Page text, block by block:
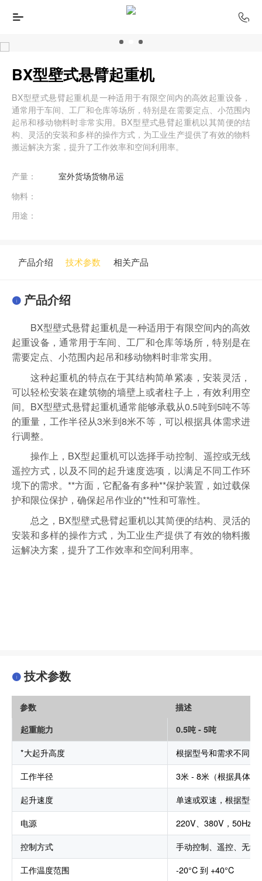
BX型壁式悬臂起重机
BX型壁式悬臂起重机是一种适用于有限空间内的高效起重设备，
通常用于车间、工厂和仓库等场所，特别是在需要定点、小范围内
起吊和移动物料时非常实用。BX型壁式悬臂起重机以其简便的结
构、灵活的安装和多样的操作方式，为工业生产提供了有效的物料
搬运解决方案，提升了工作效率和空间利用率。
产量：
室外货场货物吊运
物料：
用途：
产品介绍 技术参数 相关产品
产品介绍
BX型壁式悬臂起重机是一种适用于有限空间内的高效
起重设备，通常用于车间、工厂和仓库等场所，特别是在
需要定点、小范围内起吊和移动物料时非常实用。
这种起重机的特点在于其结构简单紧凑，安装灵活，
可以轻松安装在建筑物的墙壁上或者柱子上，有效利用空
间。BX型壁式悬臂起重机通常能够承载从0.5吨到5吨不等
的重量，工作半径从3米到8米不等，可以根据具体需求进
行调整。
操作上，BX型起重机可以选择手动控制、遥控或无线
遥控方式，以及不同的起升速度选项，以满足不同工作环
境下的需求。**方面，它配备有多种**保护装置，如过载保
护和限位保护，确保起吊作业的**性和可靠性。
总之，BX型壁式悬臂起重机以其简便的结构、灵活的
安装和多样的操作方式，为工业生产提供了有效的物料搬
运解决方案，提升了工作效率和空间利用率。
技术参数
参数
描述
起重能力
0.5吨 - 5吨
*大起升高度
根据型号和需求不同，
工作半径
3米 - 8米（根据具体需
起升速度
单速或双速，根据型号
电源
220V、380V，50Hz或
控制方式
手动控制、遥控、无线
工作温度范围
-20°C 到 +40°C